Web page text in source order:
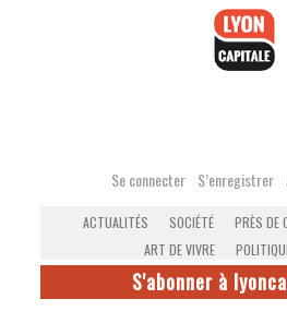
Se connecter S’enregistrer
ACTUALITÉS SOCIÉTÉ PRÈS DE
ART DE VIVRE
S'abonner à